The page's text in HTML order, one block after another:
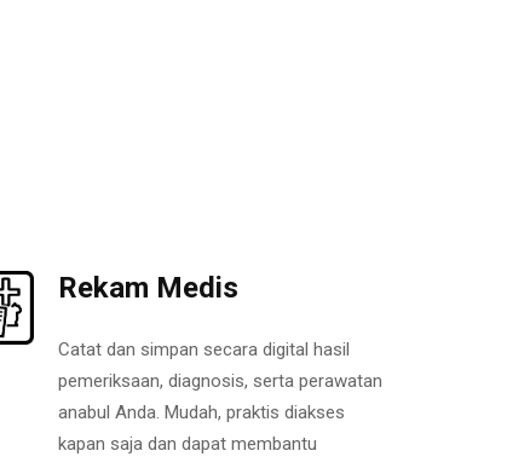
Rekam Medis
Catat dan simpan secara digital hasil
pemeriksaan, diagnosis, serta perawatan
anabul Anda. Mudah, praktis diakses
kapan saja dan dapat membantu